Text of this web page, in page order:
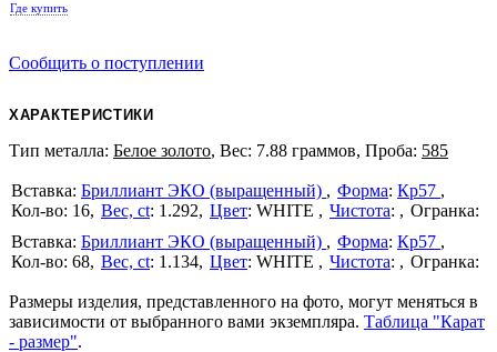
Где купить
Сообщить о поступлении
ХАРАКТЕРИСТИКИ
Тип металла: Белое золото, Вес: 7.88 граммов, Проба: 585
Бриллиант ЭКО (выращенный) Форма: Кр57
16 Вес, ct: 1.292 Цвет: WHITE Чистота:
Бриллиант ЭКО (выращенный)
Форма: Кр57
68 Вес, ct: 1.134 Цвет: WHITE Чистота:
Размеры изделия, представленного на фото, могут меняться в
зависимости от выбранного вами экземпляра. Таблица "Карат
- размер".